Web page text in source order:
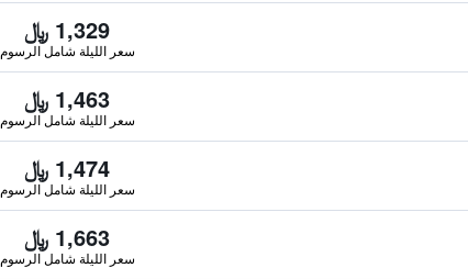
1,329 ﷼
سعر الليلة شامل الرسوم
1,463 ﷼
سعر الليلة شامل الرسوم
1,474 ﷼
سعر الليلة شامل الرسوم
1,663 ﷼
سعر الليلة شامل الرسوم